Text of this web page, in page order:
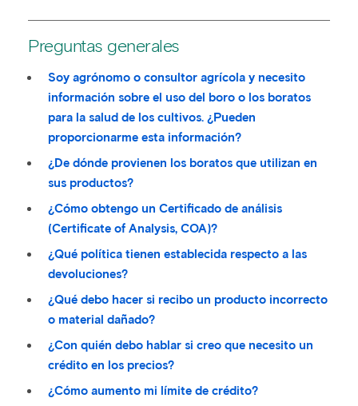
Preguntas generales
Soy agrónomo o consultor agrícola y necesito
información sobre el uso del boro o los boratos
para la salud de los cultivos. ¿Pueden
proporcionarme esta información?
¿De dónde provienen los boratos que utilizan en
sus productos?
¿Cómo obtengo un Certificado de análisis
(Certificate of Analysis, COA)?
¿Qué política tienen establecida respecto a las
devoluciones?
¿Qué debo hacer si recibo un producto incorrecto
o material dañado?
¿Con quién debo hablar si creo que necesito un
crédito en los precios?
¿Cómo aumento mi límite de crédito?